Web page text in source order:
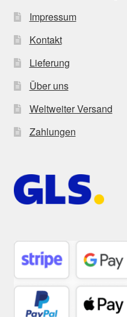
Impressum
Kontakt
Lieferung
Über uns
Weltweiter Versand
Zahlungen